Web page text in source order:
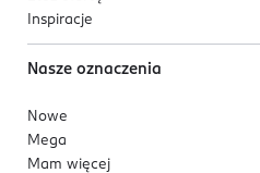
Inspiracje
Nasze oznaczenia
Nowe
Mega
Mam więcej